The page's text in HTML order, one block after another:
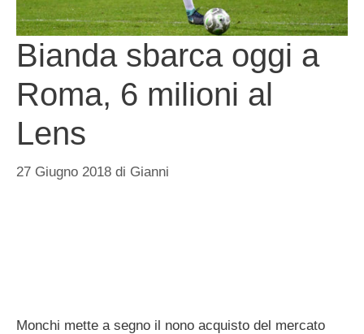
Bianda sbarca oggi a
Roma, 6 milioni al
Lens
27 Giugno 2018 di Gianni
Monchi mette a segno il nono acquisto del mercato